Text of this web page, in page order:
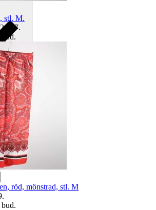
stl. M.
.
.
röd, mönstrad, stl. M
.
.